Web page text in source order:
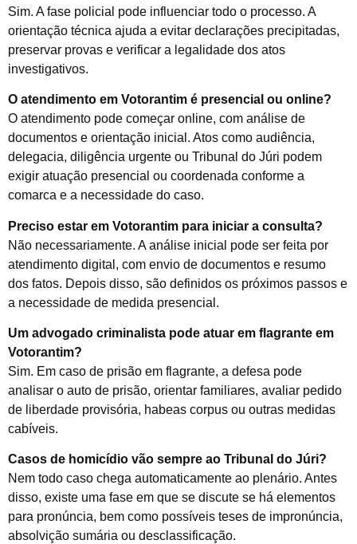
Sim. A fase policial pode influenciar todo o processo. A
orientação técnica ajuda a evitar declarações precipitadas,
preservar provas e verificar a legalidade dos atos
investigativos.
O atendimento em Votorantim é presencial ou online?
O atendimento pode começar online, com análise de
documentos e orientação inicial. Atos como audiência,
delegacia, diligência urgente ou Tribunal do Júri podem
exigir atuação presencial ou coordenada conforme a
comarca e a necessidade do caso.
Preciso estar em Votorantim para iniciar a consulta?
Não necessariamente. A análise inicial pode ser feita por
atendimento digital, com envio de documentos e resumo
dos fatos. Depois disso, são definidos os próximos passos e
a necessidade de medida presencial.
Um advogado criminalista pode atuar em flagrante em
Votorantim?
Sim. Em caso de prisão em flagrante, a defesa pode
analisar o auto de prisão, orientar familiares, avaliar pedido
de liberdade provisória, habeas corpus ou outras medidas
cabíveis.
Casos de homicídio vão sempre ao Tribunal do Júri?
Nem todo caso chega automaticamente ao plenário. Antes
disso, existe uma fase em que se discute se há elementos
para pronúncia, bem como possíveis teses de impronúncia,
absolvição sumária ou desclassificação.